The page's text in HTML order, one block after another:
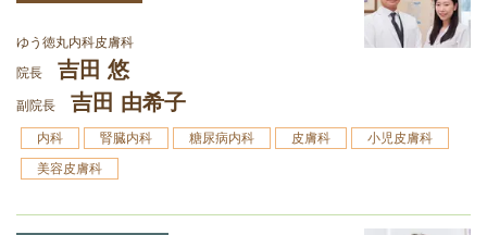
ゆう徳丸内科皮膚科
院長
吉田 悠
副院長 吉田 由希子
内科 腎臓内科 糖尿病内科 皮膚科
小児皮膚科
美容皮膚科